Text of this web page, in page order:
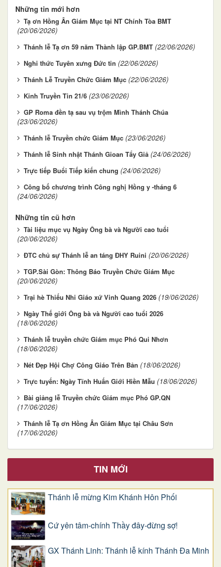
Những tin mới hơn
Tạ ơn Hồng Ân Giám Mục tại NT Chính Tòa BMT
(20/06/2026)
Thánh lễ Tạ ơn 59 năm Thành lập GP.BMT (22/06/2026)
Nghi thức Tuyên xưng Đức tin (22/06/2026)
Thánh Lễ Truyền Chức Giám Mục (22/06/2026)
Kinh Truyền Tin 21/6 (23/06/2026)
GP Roma đền tạ sau vụ trộm Mình Thánh Chúa
(23/06/2026)
Thánh lễ Truyền chức Giám Mục (23/06/2026)
Thánh lễ Sinh nhật Thánh Gioan Tẩy Giả (24/06/2026)
Trực tiếp Buổi Tiếp kiến chung (24/06/2026)
Công bố chương trình Công nghị Hồng y -tháng 6
(24/06/2026)
Những tin cũ hơn
Tài liệu mục vụ Ngày Ông bà và Người cao tuổi
(20/06/2026)
ĐTC chủ sự Thánh lễ an táng ĐHY Ruini (20/06/2026)
TGP.Sài Gòn: Thông Báo Truyền Chức Giám Mục
(20/06/2026)
Trại hè Thiếu Nhi Giáo xứ Vinh Quang 2026 (19/06/2026)
Ngày Thế giới Ông bà và Người cao tuổi 2026
(18/06/2026)
Thánh lễ truyền chức Giám mục Phó Qui Nhơn
(18/06/2026)
Nét Đẹp Hội Chợ Công Giáo Trên Bản (18/06/2026)
Trực tuyến: Ngày Tĩnh Huấn Giới Hiền Mẫu (18/06/2026)
Bài giảng lễ Truyền chức Giám mục Phó GP.QN
(17/06/2026)
Thánh lễ Tạ ơn Hồng Ân Giám Mục tại Châu Sơn
(17/06/2026)
TIN MỚI
Thánh lễ mừng Kim Khánh Hôn Phối
Cứ yên tâm-chính Thầy đây-đừng sợ!
GX Thánh Linh: Thánh lễ kính Thánh Đa Minh